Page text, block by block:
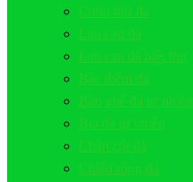
Cuốn thư đá
Lan can đá
Lan can đá biệt thự
Bậc thềm đá
Bàn ghế đá tự nhiên
Bia đá tự nhiên
Chân cột đá
Chiếu rồng đá